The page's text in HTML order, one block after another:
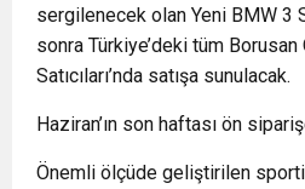
sergilenecek olan Yeni BMW 3
sonra Türkiye’deki tüm
Satıcıları’nda satışa sunulacak.
Haziran’ın son haftası ön
Önemli ölçüde geliştirilen